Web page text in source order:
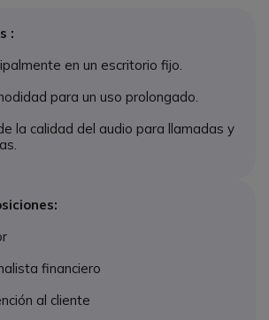
:
en un escritorio fijo.
para un uso prolongado.
la calidad del audio para llamadas y
financiero
al cliente